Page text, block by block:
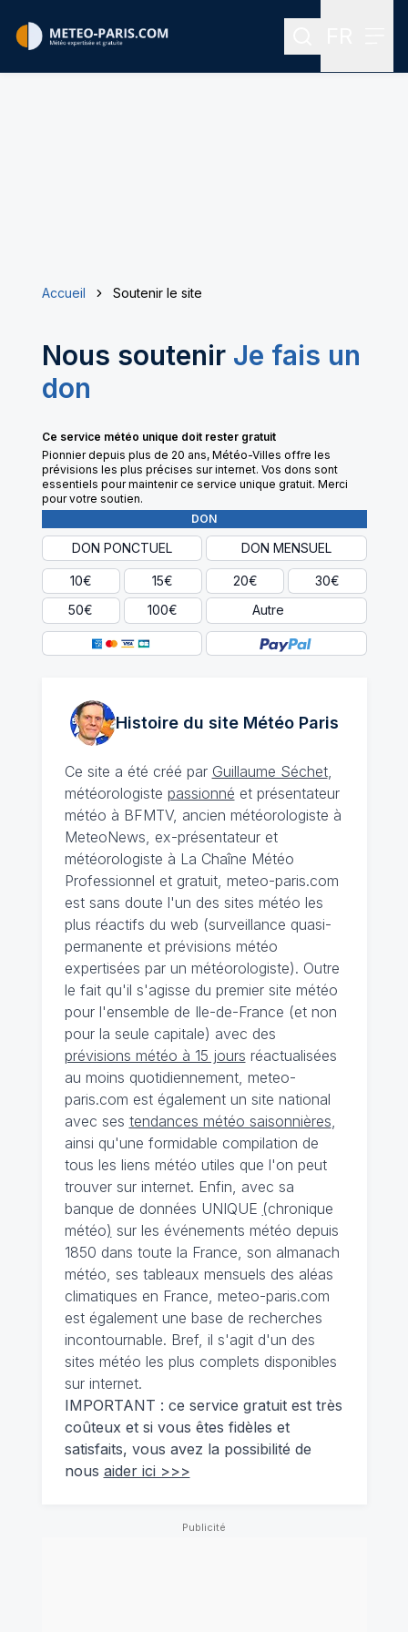
Rechercher
Accueil Soutenir le site
Nous soutenir Je fais un
don
Ce service météo unique doit rester gratuit
Pionnier depuis plus de 20 ans, Météo-Villes offre les
prévisions les plus précises sur internet. Vos dons sont
essentiels pour maintenir ce service unique gratuit. Merci
pour votre soutien.
DON
DON PONCTUEL DON MENSUEL
10€ 15€ 20€
30€
50€
100€ Autre
Histoire du site MétéoParis
Ce site a été créé par Guillaume Séchet,
météorologiste passionné et présentateur
météo à BFMTV, ancien météorologiste à
MeteoNews, ex-présentateur et
météorologiste à La Chaîne Météo
Professionnel et gratuit, meteo-paris.com
est sans doute l'un des sites météo les
plus réactifs du web (surveillance quasi-
permanente et prévisions météo
expertisées par un météorologiste). Outre
le fait qu'il s'agisse du premier site météo
pour l'ensemble de Ile-de-France (et non
pour la seule capitale) avec des
prévisions météo à 15 jours réactualisées
au moins quotidiennement, meteo-
paris.com est également un site national
avec ses tendances météo saisonnières
ainsi qu'une formidable compilation de
tous les liens météo utiles que l'on peut
trouver sur internet. Enfin, avec sa
banque de données UNIQUE (chronique
météo) sur les événements météo depuis
1850 dans toute la France, son almanach
météo, ses tableaux mensuels des aléas
climatiques en France, meteo-paris.com
est également une base de recherches
incontournable. Bref, il s'agit d'un des
sites météo les plus complets disponibles
sur internet.
IMPORTANT : ce service gratuit est très
coûteux et si vous êtes fidèles et
satisfaits, vous avez la possibilité de
nous aider ici >>>